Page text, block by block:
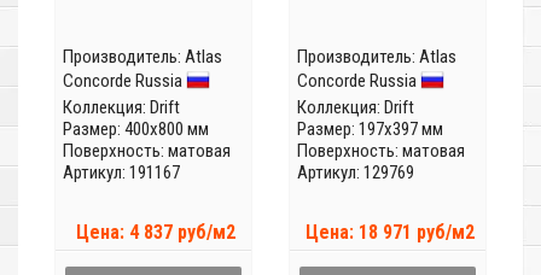
Производитель: Atlas
Concorde Russia
Коллекция: Drift
Размер: 400x800 мм
Поверхность: матовая
Артикул: 191167
Цена: 4 837 руб/м2
Производитель: Atlas
Concorde Russia
Коллекция: Drift
Размер: 197x397 мм
Поверхность: матовая
Артикул: 129769
Цена: 18 971 руб/м2